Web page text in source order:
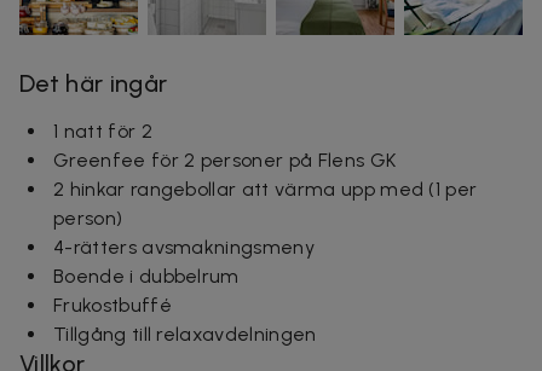
Det här ingår
1 natt för 2
Greenfee för 2 personer på Flens GK
2 hinkar rangebollar att värma upp med (1 per
person)
4-rätters avsmakningsmeny
Boende i dubbelrum
Frukostbuffé
Tillgång till relaxavdelningen
Villkor